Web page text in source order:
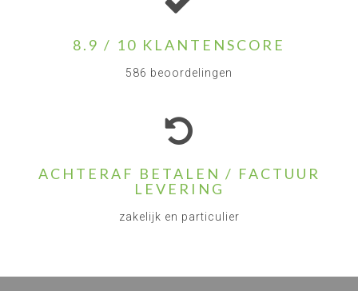
8.9 / 10 KLANTENSCORE
586 beoordelingen
ACHTERAF BETALEN / FACTUUR
LEVERING
zakelijk en particulier